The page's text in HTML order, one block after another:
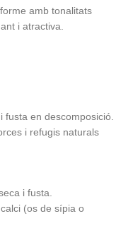
amb tonalitats
i atractiva.
en descomposició.
i refugis naturals
i fusta.
(os de sípia o